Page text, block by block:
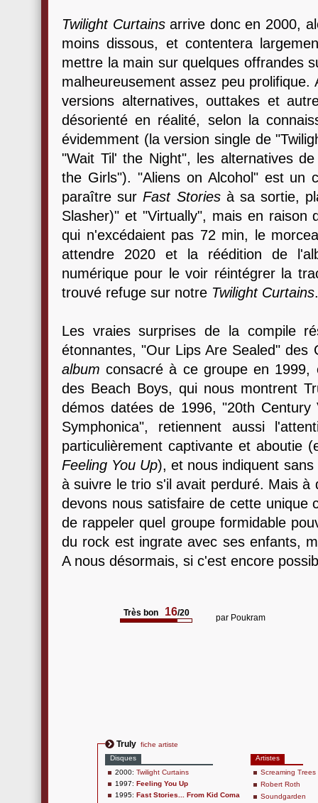
Twilight Curtainsarrive donc en 2000,
moins dissous, et contentera
mettre la main sur quelques offrandes
malheureusement assez peu
versions alternatives, outtakes et
désorienté en réalité, selon la
évidemment (la version single de
"Wait Til' the Night", les alternatives
the Girls"). "Aliens on Alcohol" est un
paraître surFast Storiesà sa sortie,
Slasher)" et "Virtually", mais en raison
qui n'excédaient pas 72 min, le
attendre 2020 et la réédition de
numérique pour le voir réintégrer la
trouvé refuge sur notre Twilight Curtains.
Les vraies surprises de la compile
étonnantes, "Our Lips Are Sealed"
album consacré à ce groupe en 1999,
des Beach Boys, qui nous montrent
démos datées de 1996, "20th Century
Symphonica", retiennent aussi
particulièrement captivante et aboutie
Feeling You Up), et nous indiquent
à suivre le trio s'il avait perduré. Mais à
devons nous satisfaire de cette unique
de rappeler quel groupe formidable
du rock est ingrate avec ses enfants,
A nous désormais, si c'est encore
Très bon 16/20 par Poukram
Truly fiche artiste
Disques
2000: Twilight Curtains
1997: Feeling You Up
1995: Fast Stories... From Kid Coma
Artistes
Screaming Trees
Robert Roth
Soundgarden